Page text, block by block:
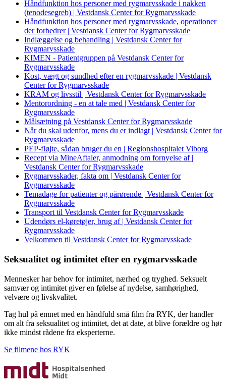
Håndfunktion hos personer med rygmarvsskade i nakken
(tenodesegreb) | Vestdansk Center for Rygmarvsskade
Håndfunktion hos personer med rygmarvsskade, operationer
der forbedrer | Vestdansk Center for Rygmarvsskade
Indlæggelse og behandling | Vestdansk Center for
Rygmarvsskade
KIMEN - Patientgruppen på Vestdansk Center for
Rygmarvsskade
Kost, vægt og sundhed efter en rygmarvsskade | Vestdansk
Center for Rygmarvsskade
KRAM og livsstil | Vestdansk Center for Rygmarvsskade
Mentorordning - en at tale med | Vestdansk Center for
Rygmarvsskade
Målsætning på Vestdansk Center for Rygmarvsskade
Når du skal udenfor, mens du er indlagt | Vestdansk Center for
Rygmarvsskade
PEP-fløjte, sådan bruger du en | Regionshospitalet Viborg
Recept via MineAftaler, anmodning om fornyelse af |
Vestdansk Center for Rygmarvsskade
Rygmarvsskader, fakta om | Vestdansk Center for
Rygmarvsskade
Temadage for patienter og pårørende | Vestdansk Center for
Rygmarvsskade
Transport til Vestdansk Center for Rygmarvsskade
Udendørs el-køretøjer, brug af | Vestdansk Center for
Rygmarvsskade
Velkommen til Vestdansk Center for Rygmarvsskade
Seksualitet og intimitet efter en rygmarvsskade
Mennesker har behov for intimitet, nærhed og tryghed. Seksuelt
samvær og intimitet giver en følelse af nydelse, samhørighed,
velvære og livskvalitet.
Tag hul på emnet med en håndfuld små film fra RYK, der handler
om alt fra seksualitet og intimitet, det at date, at blive forældre og hør
ikke mindst rådene fra eksperterne.
Se filmene hos RYK